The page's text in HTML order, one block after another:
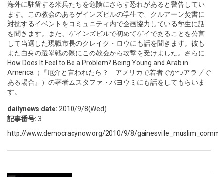
海外に駐留する米兵たちを危険にさらす恐れがあると警告してい
ます。この教会のあるゲインズビルの学生で、クルアーン焚書に
対抗するイベントをコミュニティ内で企画協力している学生に話
を聞きます。また、ゲインズビルで初めてゲイであることを公言
して当選した現職市長のクレイグ・ロウにも話を聞きます。彼も
また自身の選挙戦の際にこの教会から攻撃を受けました。さらに
How Does It Feel to Be a Problem? Being Young and Arab in
America（『厄介と言われたら？ アメリカで若者でかつアラブで
ある場合』）の著者ムスタファ・バヨウミにも話をしてもらいま
す。
dailynews date: 2010/9/8(Wed)
記事番号: 3
http://www.democracynow.org/2010/9/8/